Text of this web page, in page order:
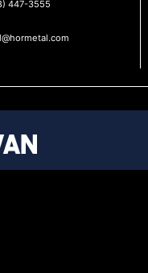
447-3555